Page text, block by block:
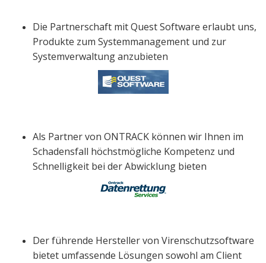
Die Partnerschaft mit Quest Software erlaubt uns,
Produkte zum Systemmanagement und zur
Systemverwaltung anzubieten
Als Partner von ONTRACK können wir Ihnen im
Schadensfall höchstmögliche Kompetenz und
Schnelligkeit bei der Abwicklung bieten
Der führende Hersteller von Virenschutzsoftware
bietet umfassende Lösungen sowohl am Client